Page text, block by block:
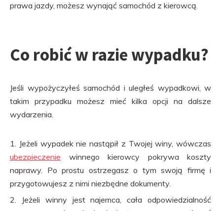
prawa jazdy, możesz wynająć samochód z kierowcą.
Co robić w razie wypadku?
Jeśli wypożyczyłeś samochód i uległeś wypadkowi, w
takim przypadku możesz mieć kilka opcji na dalsze
wydarzenia.
Jeżeli wypadek nie nastąpił z Twojej winy, wówczas
ubezpieczenie winnego kierowcy pokrywa koszty
naprawy. Po prostu ostrzegasz o tym swoją firmę i
przygotowujesz z nimi niezbędne dokumenty.
Jeżeli winny jest najemca, cała odpowiedzialność